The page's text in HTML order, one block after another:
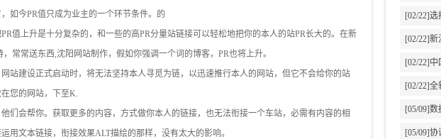
如今PR值只成为业主的一个环节条件。的
值上升是十分复杂的，和一些的高PR分量站链接可以轻松地把你的本人的站PR长大的。在新
常常送东西,沈阳网站制作，假如你强调一个词的博客，PR也将上升。
站建设正式启动时，将无法坚持本人寻觅为链，以迅速推行本人的网站，但它不会给你的站
您的网站，下至K.
们会帮你。获取更多的内容，方式做你本人的链接，也无法衔接一个车站，必需有内容的相
用文本链接，衔接效果ALT描绘的那样，没有太大的影响。
免投诉
[02/22]选
意义
[02/22]新
[02/22] 中
脱美国牵
[02/22]全
的增加网
[05/09]数
[05/09]协